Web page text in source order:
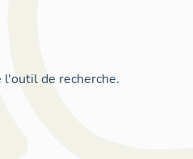
de recherche.